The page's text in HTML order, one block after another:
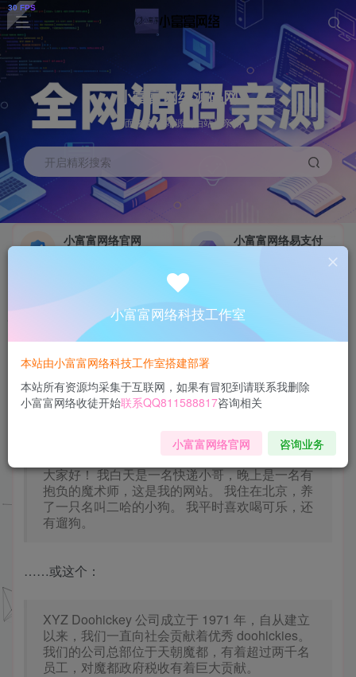
小富富网络源码网
全面来袭 全站源码由站长亲测
开启精彩搜索
小富富网络官网 小富富网络易支付
联系我们抢占全网最新系统
这是示范页面。页面和博客文章不同，它的位置是固定
的，通常会在站点导航栏显示。很多用户都创建一个
大家好！ 我白天是一名快递小哥，晚上是一名有
抱负的魔术师，这是我的网站。 我住在北京，养
了一只名叫二哈的小狗。 我平时喜欢喝可乐，还
有遛狗。
……或这个：
XYZ Doohickey 公司成立于 1971 年，自从建立
以来，我们一直向社会贡献着优秀 doohickies。
我们的公司总部位于天朝魔都，有着超过两千名
员工，对魔都政府税收有着巨大贡献。
小富富网络科技工作室
本站由小富富网络科技工作室搭建部署
本站所有资源均采集于互联网，如果有冒犯到请联系我删除
小富富网络收徒开始联系QQ811588817咨询相关
小富富网络官网 咨询业务